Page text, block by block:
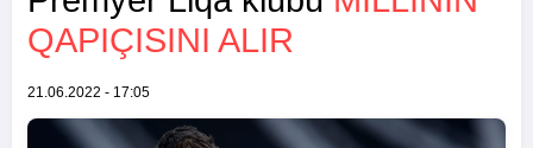
QAPIÇISINI ALIR
21.06.2022 - 17:05